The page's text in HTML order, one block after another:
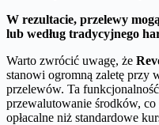
W rezultacie, przelewy
lub według tradycyjnego
Warto zwrócić uwagę, że
stanowi ogromną zaletę przy
przelewów. Ta
przewalutowanie środków,
opłacalne niż standardowe